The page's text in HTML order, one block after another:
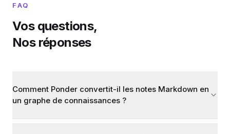
FAQ
Vos questions,
Nos réponses
Comment Ponder convertit-il les notes Markdown en
un graphe de connaissances ?